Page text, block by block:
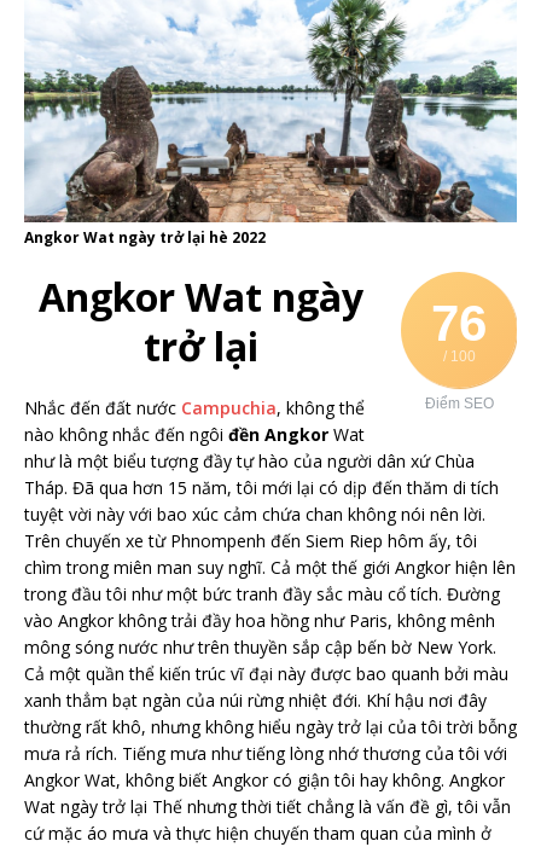
Angkor Wat ngày trở lại hè 2022
76
/ 100
Điểm SEO
Angkor Wat ngày
trở lại
Nhắc đến đất nước Campuchia, không thể
nào không nhắc đến ngôi đền Angkor Wat
như là một biểu tượng đầy tự hào của người dân xứ Chùa
Tháp. Đã qua hơn 15 năm, tôi mới lại có dịp đến thăm di tích
tuyệt vời này với bao xúc cảm chứa chan không nói nên lời.
Trên chuyến xe từ Phnompenh đến Siem Riep hôm ấy, tôi
chìm trong miên man suy nghĩ. Cả một thế giới Angkor hiện lên
trong đầu tôi như một bức tranh đầy sắc màu cổ tích. Đường
vào Angkor không trải đầy hoa hồng như Paris, không mênh
mông sóng nước như trên thuyền sắp cập bến bờ New York.
Cả một quần thể kiến trúc vĩ đại này được bao quanh bởi màu
xanh thẳm bạt ngàn của núi rừng nhiệt đới. Khí hậu nơi đây
thường rất khô, nhưng không hiểu ngày trở lại của tôi trời bỗng
mưa rả rích. Tiếng mưa như tiếng lòng nhớ thương của tôi với
Angkor Wat, không biết Angkor có giận tôi hay không. Angkor
Wat ngày trở lại Thế nhưng thời tiết chẳng là vấn đề gì, tôi vẫn
cứ mặc áo mưa và thực hiện chuyến tham quan của mình ở